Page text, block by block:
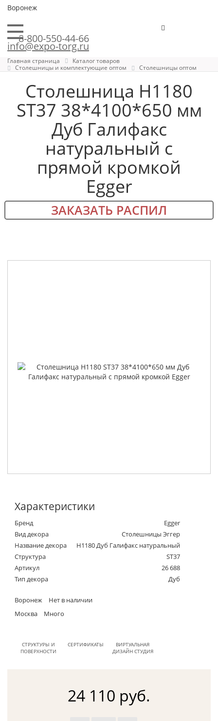
Воронеж
8-800-550-44-66
info@expo-torg.ru
Главная страница
Каталог товаров
Столешницы и комплектующие оптом
Столешницы оптом
Столешница H1180
ST37 38*4100*650 мм
Дуб Галифакс
натуральный с
прямой кромкой
Egger
ЗАКАЗАТЬ РАСПИЛ
Характеристики
Бренд
Egger
Вид декора
Столешницы Эггер
Название декора
H1180 Дуб Галифакс натуральный
Структура
ST37
Артикул
26 688
Тип декора
Дуб
Воронеж
Нет в наличии
Москва
Много
СТРУКТУРЫ И
ПОВЕРХНОСТИ
СЕРТИФИКАТЫ
ВИРТУАЛЬНАЯ
ДИЗАЙН СТУДИЯ
24 110 руб.